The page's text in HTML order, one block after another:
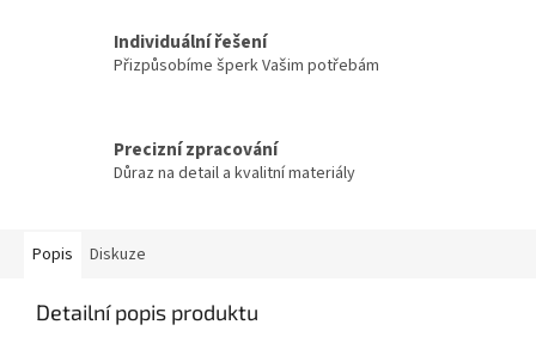
Individuální řešení
Přizpůsobíme šperk Vašim potřebám
Precizní zpracování
Důraz na detail a kvalitní materiály
Popis Diskuze
Detailní popis produktu